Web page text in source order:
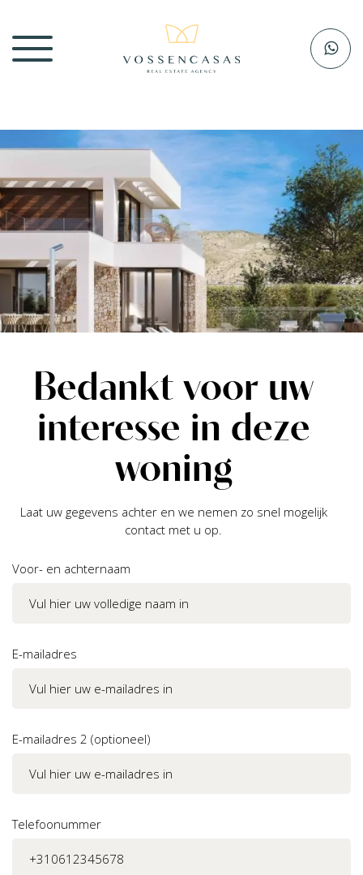
Bedankt voor uw
interesse in deze
woning
Laat uw gegevens achter en we nemen zo snel mogelijk
contact met u op.
Voor- en achternaam
E-mailadres
E-mailadres 2 (optioneel)
Telefoonummer